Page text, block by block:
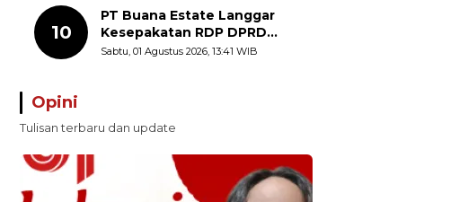
Pemeriksaan Saksi
10
PT Buana Estate Langgar
Kesepakatan RDP DPRD
Sumut: Pasang Pilar Tapal
Sabtu, 01 Agustus 2026, 13:41 WIB
Opini
Tulisan terbaru dan update